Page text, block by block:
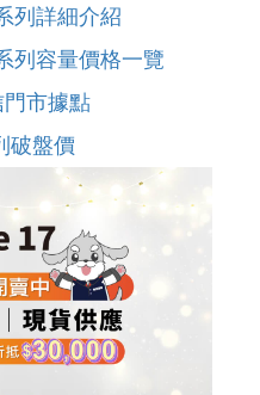
列詳細介紹
列容量價格一覽
市據點
破盤價